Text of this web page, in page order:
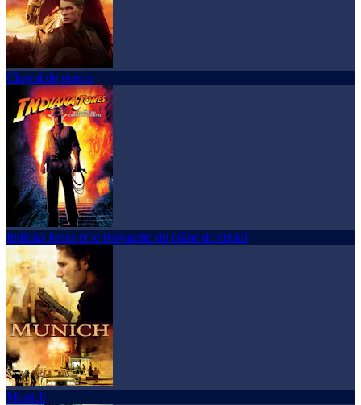
Cheval de guerre
Indiana Jones et le Royaume du crâne de cristal
Munich